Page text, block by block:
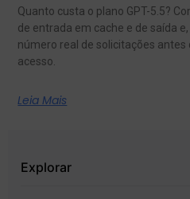
Quanto custa o plano GPT-5.5?
de entrada em cache e de saída
número real de solicitações antes
acesso.
Leia Mais
Explorar